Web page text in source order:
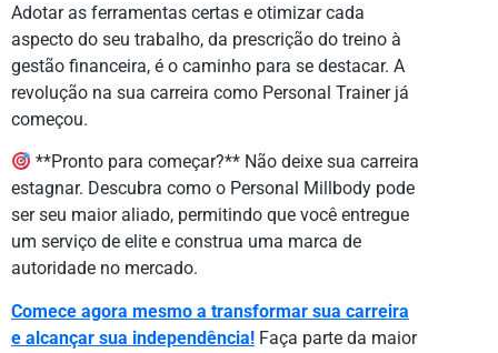
Adotar as ferramentas certas e otimizar cada
aspecto do seu trabalho, da prescrição do treino à
gestão financeira, é o caminho para se destacar. A
revolução na sua carreira como Personal Trainer já
começou.
**Pronto para começar?** Não deixe sua carreira
estagnar. Descubra como o Personal Millbody pode
ser seu maior aliado, permitindo que você entregue
um serviço de elite e construa uma marca de
autoridade no mercado.
Comece agora mesmo a transformar sua carreira
e alcançar sua independência! Faça parte da maior